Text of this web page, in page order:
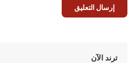
ترند الآن